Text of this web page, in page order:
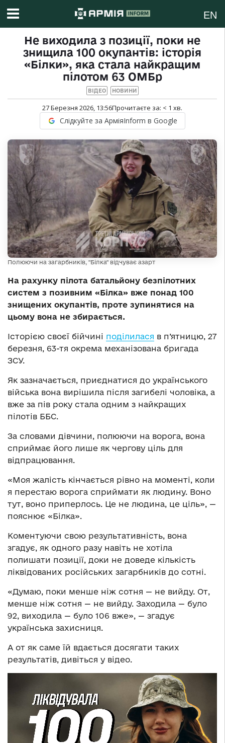
EN
Не виходила з позиції, поки не
знищила 100 окупантів: історія
«Білки», яка стала найкращим
пілотом 63 ОМБр
ВІДЕО НОВИНИ
27 Березня 2026, 13:56Прочитаєте за: < 1 хв.
Слідкуйте за АрміяInform в Google
Полюючи на загарбників, "Білка" відчуває азарт
На рахунку пілота батальйону безпілотних
систем з позивним «Білка» вже понад 100
знищених окупантів, проте зупинятися на
цьому вона не збирається.
Історією своєї бійчині поділилася в п’ятницю, 27
березня, 63-тя окрема механізована бригада
ЗСУ.
Як зазначається, приєднатися до українського
війська вона вирішила після загибелі чоловіка, а
вже за пів року стала одним з найкращих
пілотів ББС.
За словами дівчини, полюючи на ворога, вона
сприймає його лише як чергову ціль для
відпрацювання.
«Моя жалість кінчається рівно на моменті, коли
я перестаю ворога сприймати як людину. Воно
тут, воно приперлось. Це не людина, це ціль», —
пояснює «Білка».
Коментуючи свою результативність, вона
згадує, як одного разу навіть не хотіла
полишати позиції, доки не доведе кількість
ліквідованих російських загарбників до сотні.
«Думаю, поки менше ніж сотня — не вийду. От,
менше ніж сотня — не вийду. Заходила — було
92, виходила — було 106 вже», — згадує
українська захисниця.
А от як саме їй вдається досягати таких
результатів, дивіться у відео.